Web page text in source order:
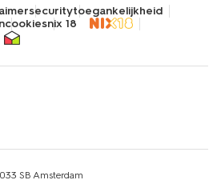
securitytoegankelijkheid
cookiesnix 18
SB Amsterdam